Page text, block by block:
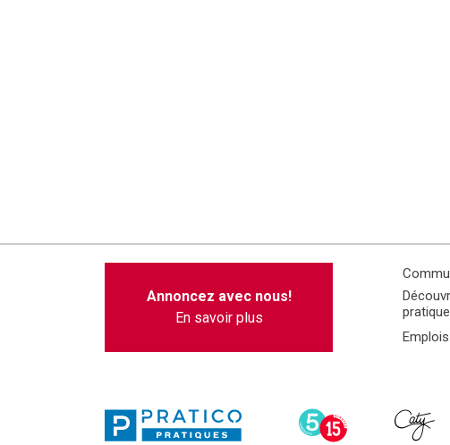
Annoncez avec nous!
En savoir plus
Emplois